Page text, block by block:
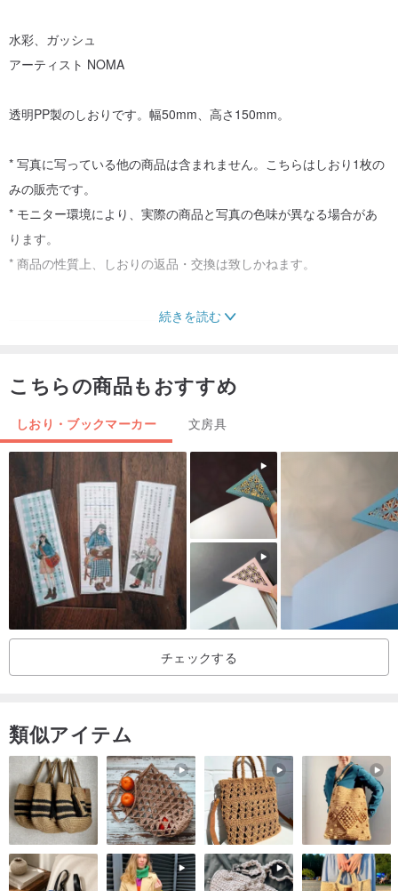
水彩、ガッシュ
アーティスト NOMA
透明PP製のしおりです。幅50mm、高さ150mm。
* 写真に写っている他の商品は含まれません。こちらはしおり1枚の
みの販売です。
* モニター環境により、実際の商品と写真の色味が異なる場合があ
ります。
* 商品の性質上、しおりの返品・交換は致しかねます。
______________________________
- Youtube : NOMA
続きを読む
こちらの商品もおすすめ
しおり・ブックマーカー 文房具
チェックする
類似アイテム